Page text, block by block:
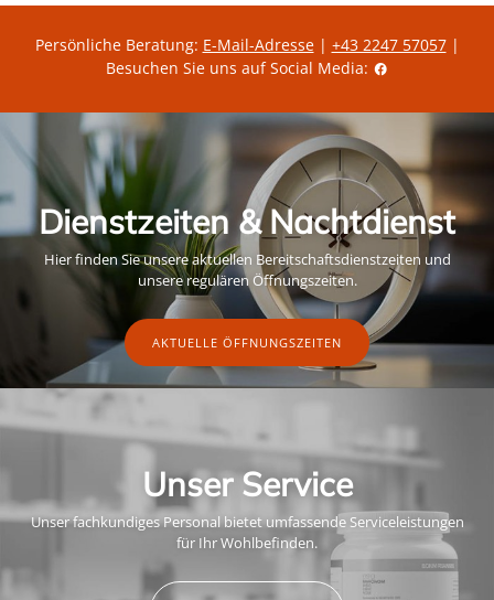
Persönliche Beratung: E-Mail-Adresse| +43 2247 57057|
Besuchen Sie uns auf Social Media:
Dienstzeiten & Nachtdienst
Hier finden Sie unsere aktuellen Bereitschaftsdienstzeiten und
unsere regulären Öffnungszeiten.
AKTUELLE ÖFFNUNGSZEITEN
Unser Service
Unser fachkundiges Personal bietet umfassende Serviceleistungen
für Ihr Wohlbefinden.